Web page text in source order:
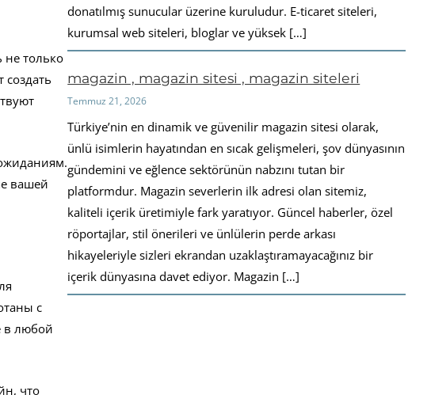
только
вашей
с
в любой
что
donatılmış sunucular üzerine kuruludur. E-ticaret siteleri,
kurumsal web siteleri, bloglar ve yüksek […]
magazin , magazin sitesi , magazin siteleri
Temmuz 21, 2026
Türkiye’nin en dinamik ve güvenilir magazin sitesi olarak,
ünlü isimlerin hayatından en sıcak gelişmeleri, şov dünyasının
gündemini ve eğlence sektörünün nabzını tutan bir
platformdur. Magazin severlerin ilk adresi olan sitemiz,
kaliteli içerik üretimiyle fark yaratıyor. Güncel haberler, özel
röportajlar, stil önerileri ve ünlülerin perde arkası
hikayeleriyle sizleri ekrandan uzaklaştıramayacağınız bir
içerik dünyasına davet ediyor. Magazin […]